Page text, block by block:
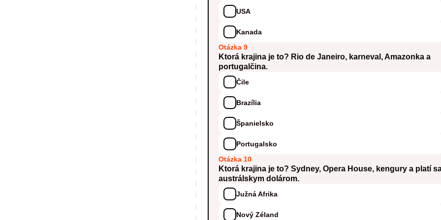
USA
Kanada
Otázka 9
Ktorá krajina je to? Rio de Janeiro, karneval, Amazonka a
portugalčina.
Čile
Brazília
Španielsko
Portugalsko
Otázka 10
Ktorá krajina je to? Sydney, Opera House, kengury a platí
austrálskym dolárom.
Južná Afrika
Nový Zéland